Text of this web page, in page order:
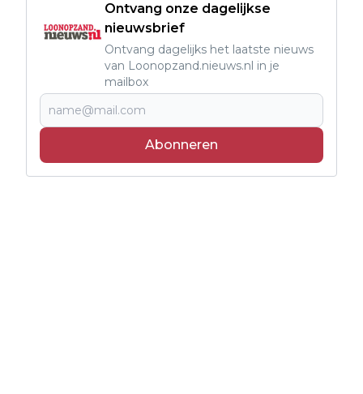
Ontvang onze dagelijkse
nieuwsbrief
Ontvang dagelijks het laatste nieuws
van Loonopzand.nieuws.nl in je
mailbox
Abonneren